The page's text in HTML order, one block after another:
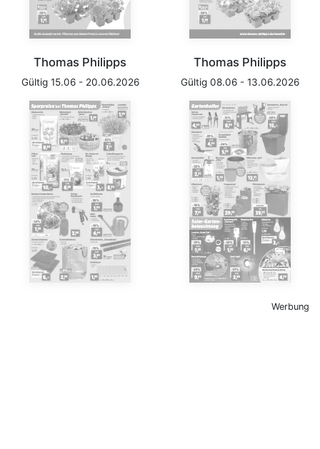
Thomas Philipps
Gültig 15.06 - 20.06.2026
Thomas Philipps
Gültig 08.06 - 13.06.2026
Werbung